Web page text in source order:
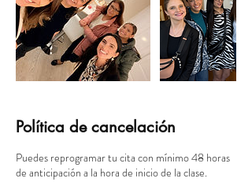
Política de cancelación
Puedes reprogramar tu cita con mínimo 48 horas
de anticipación a la hora de inicio de la clase.